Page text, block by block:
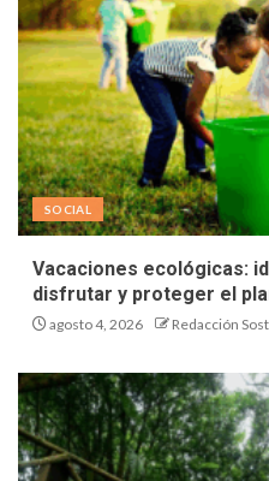
SOCIAL
Vacaciones ecológicas:
disfrutar y proteger el
agosto 4, 2026 Redacción